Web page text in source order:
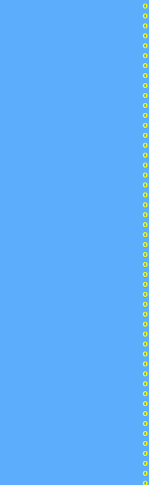
o
o
o
o
o
o
o
o
o
o
o
o
o
o
o
o
o
o
o
o
o
o
o
o
o
o
o
o
o
o
o
o
o
o
o
o
o
o
o
o
o
o
o
o
o
o
o
o
o